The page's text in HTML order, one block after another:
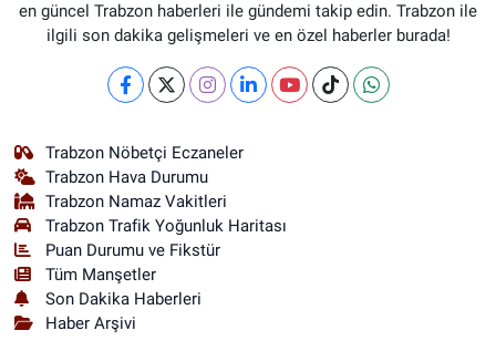
en güncel Trabzon haberleri ile gündemi takip edin. Trabzon ile
ilgili son dakika gelişmeleri ve en özel haberler burada!
Trabzon Nöbetçi Eczaneler
Trabzon Hava Durumu
Trabzon Namaz Vakitleri
Trabzon Trafik Yoğunluk Haritası
Puan Durumu ve Fikstür
Tüm Manşetler
Son Dakika Haberleri
Haber Arşivi